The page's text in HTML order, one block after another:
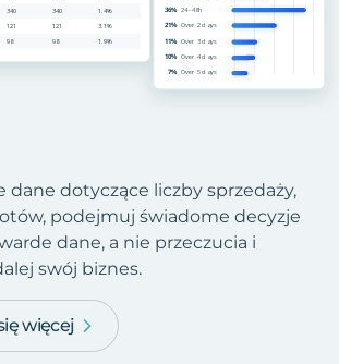
dane dotyczące liczby sprzedaży,
podejmuj świadome decyzje
dane, a nie przeczucia i
swój biznes.
więcej